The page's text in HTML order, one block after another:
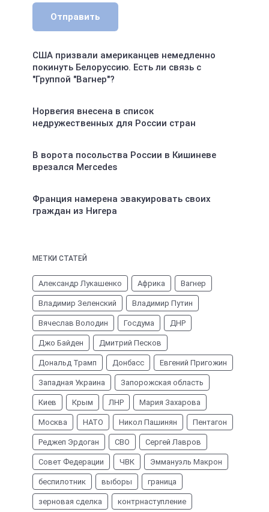
Отправить
США призвали американцев немедленно
покинуть Белоруссию. Есть ли связь с
"Группой "Вагнер"?
Норвегия внесена в список
недружественных для России стран
В ворота посольства России в Кишиневе
врезался Mercedes
Франция намерена эвакуировать своих
граждан из Нигера
МЕТКИ СТАТЕЙ
Александр Лукашенко Африка Вагнер
Владимир Зеленский Владимир Путин
Вячеслав Володин Госдума ДНР
Джо Байден Дмитрий Песков
Дональд Трамп Донбасс Евгений Пригожин
Западная Украина Запорожская область
Киев Крым ЛНР Мария Захарова
Москва НАТО Никол Пашинян Пентагон
Реджеп Эрдоган СВО Сергей Лавров
Совет Федерации ЧВК Эммануэль Макрон
беспилотник выборы граница
зерновая сделка контрнаступление